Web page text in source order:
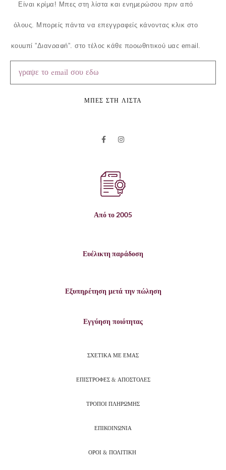
Είναι κρίμα! Μπες στη λίστα και ενημερώσου πριν από
όλους. Μπορείς πάντα να επεγγραφείς κάνοντας κλικ στο
κουμπί ”Διαγραφή”, στο τέλος κάθε προωθητικού μας email.
ΜΠΕΣ ΣΤΗ ΛΙΣΤΑ
Από το 2005
Ευέλικτη παράδοση
Εξυπηρέτηση μετά την πώληση
Εγγύηση ποιότητας
ΣΧΕΤΙΚΑ ΜΕ ΕΜΑΣ
ΕΠΙΣΤΡΟΦΕΣ & ΑΠΟΣΤΟΛΕΣ
ΤΡΟΠΟΙ ΠΛΗΡΩΜΗΣ
ΕΠΙΚΟΙΝΩΝΙΑ
ΟΡΟΙ & ΠΟΛΙΤΙΚΗ